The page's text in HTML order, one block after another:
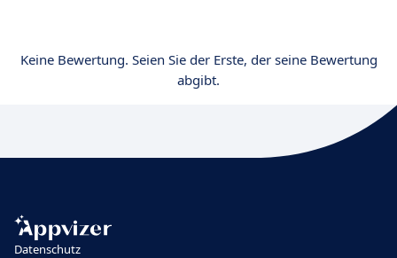
Keine Bewertung. Seien Sie der Erste, der seine Bewertung
abgibt.
Datenschutz